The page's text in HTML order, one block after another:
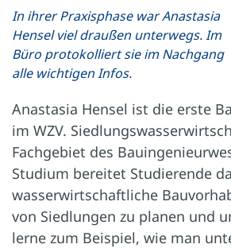
In ihrer Praxisphase war Anastasia
Hensel viel draußen unterwegs. Im
Büro protokolliert sie im Nachgang
alle wichtigen Infos.
Anastasia Hensel ist die erste
im WZV.
Fachgebiet des
Studium bereitet Studierende
wasserwirtschaftliche
von Siedlungen zu planen und
lerne zum Beispiel, wie man